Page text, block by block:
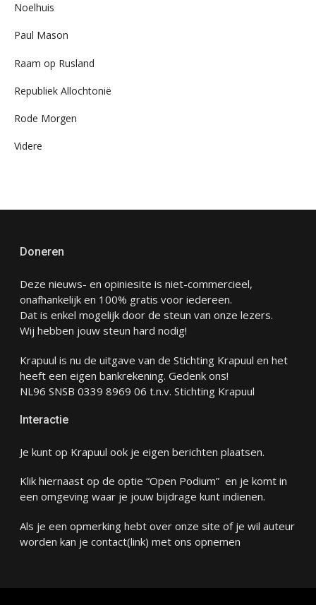
Noelhuis
Paul Mason
Raam op Rusland
Republiek Allochtonië
Rode Morgen
Videre
Doneren
Deze nieuws- en opiniesite is niet-commercieel,
onafhankelijk en 100% gratis voor iedereen.
Dat is enkel mogelijk door de steun van onze lezers.
Wij hebben jouw steun hard nodig!
Krapuul is nu de uitgave van de Stichting Krapuul en het
heeft een eigen bankrekening. Gedenk ons!
NL96 SNSB 0339 8969 06 t.n.v. Stichting Krapuul
Interactie
Je kunt op Krapuul ook je eigen berichten plaatsen.
Klik hiernaast op de optie “Open Podium” en je komt in
een omgeving waar je jouw bijdrage kunt indienen.
Als je een opmerking hebt over onze site of je wil auteur
worden kan je contact(link) met ons opnemen